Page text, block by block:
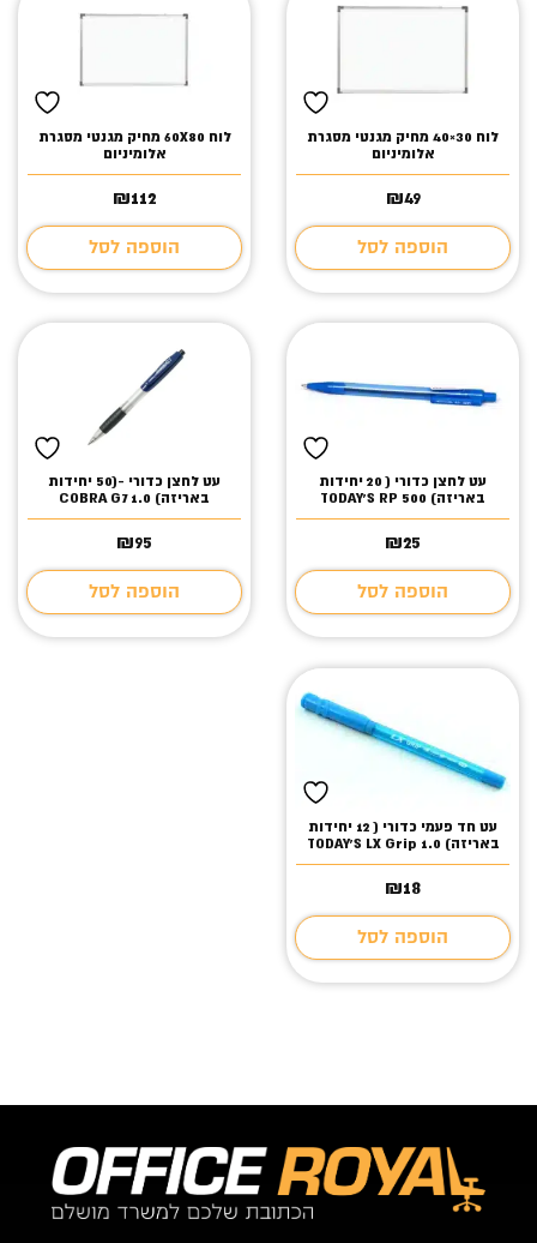
לוח 30×40 מחיק מגנטי מסגרת
אלומיניום
₪49
הוספה לסל
לוח 60X80 מחיק מגנטי מסגרת
אלומיניום
₪112
הוספה לסל
עט לחצן כדורי ( 20 יחידות
באריזה) TODAY`S RP 500
₪25
הוספה לסל
עט לחצן כדורי -(50 יחידות
באריזה) COBRA G7 1.0
₪95
הוספה לסל
עט חד פעמי כדורי ( 12 יחידות
באריזה) TODAY`S LX Grip 1.0
₪18
הוספה לסל